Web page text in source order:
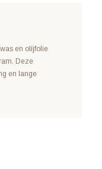
en olijfolie
Deze
en lange